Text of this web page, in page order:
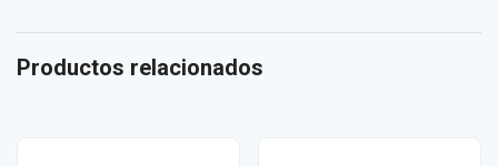
Productos relacionados